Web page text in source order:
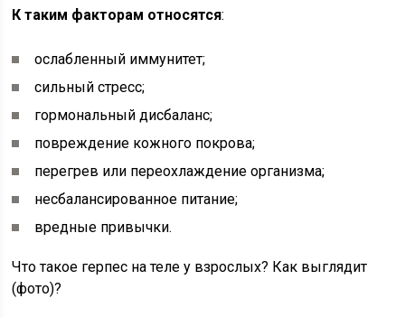
К таким факторам относятся:
ослабленный иммунитет;
сильный стресс;
гормональный дисбаланс;
повреждение кожного покрова;
перегрев или переохлаждение организма;
несбалансированное питание;
вредные привычки.
Что такое герпес на теле у взрослых? Как выглядит
(фото)?